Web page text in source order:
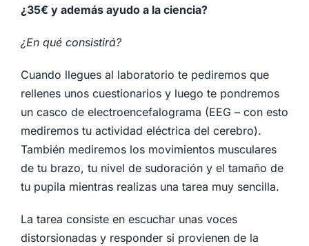
¿35€ y además ayudo a la ciencia?
¿En qué consistirá?
Cuando llegues al laboratorio te pediremos que
rellenes unos cuestionarios y luego te pondremos
un casco de electroencefalograma (EEG – con esto
mediremos tu actividad eléctrica del cerebro).
También mediremos los movimientos musculares
de tu brazo, tu nivel de sudoración y el tamaño de
tu pupila mientras realizas una tarea muy sencilla.
La tarea consiste en escuchar unas voces
distorsionadas y responder si provienen de la